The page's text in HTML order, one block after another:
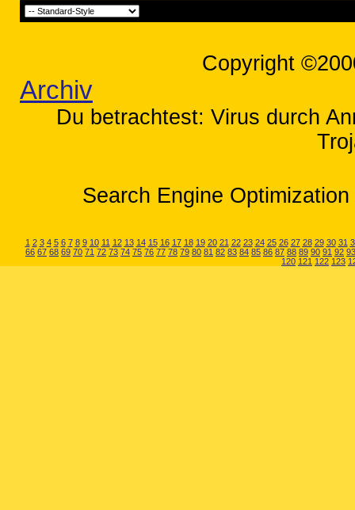
Copyright
Archiv
Du betrachtest: Virus durch
Search Engine
1 2 3 4 5 6 7 8 9 10 11 12 13 14 15 16 17 18 19 20 21 22 23 24 25 26 27 28 29 30 31
66 67 68 69 70 71 72 73 74 75 76 77 78 79 80 81 82 83 84 85 86 87 88 89 90 91 92 93
120 121 122 123